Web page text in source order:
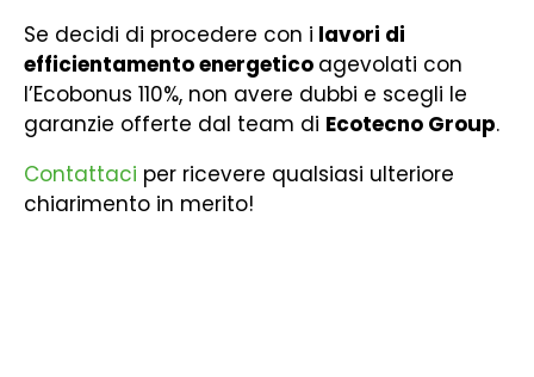
Se decidi di procedere con i lavori di
efficientamento energetico agevolati con
l’Ecobonus 110%, non avere dubbi e scegli le
garanzie offerte dal team di Ecotecno Group.
Contattaci per ricevere qualsiasi ulteriore
chiarimento in merito!